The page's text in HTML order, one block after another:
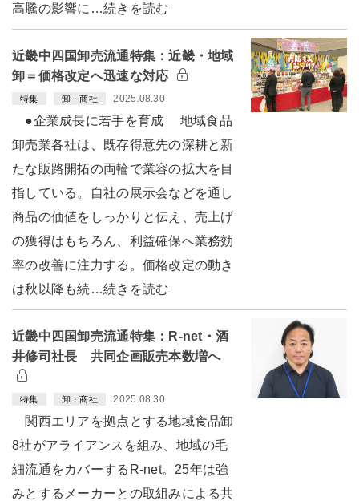
高騰の影響に…続きを読む
近畿中四国卸売流通特集：近畿・地域
卸＝価格改定へ迅速な対応
特集 卸・商社 2025.08.30
●企業成長に若手を育成 地域食品
卸売業各社は、既存得意先の深耕と新
たな販路開拓の両輪で業容の拡大を目
指している。自社の展示会などを通し
商品の価値をしっかりと伝え、売上げ
の獲得はもちろん、利益確保へ業務効
率の改善に注力する。価格改定の動き
は秋以降も続…続きを読む
近畿中四国卸売流通特集：R-net・酒
井修司社長 共同企画販売本数増へ
特集 卸・商社 2025.08.30
関西エリアを拠点とする地域食品卸
8社がアライアンスを組み、地域の毛
細流通をカバーするR-net。25年は強
みとするメーカーとの取組みによる共